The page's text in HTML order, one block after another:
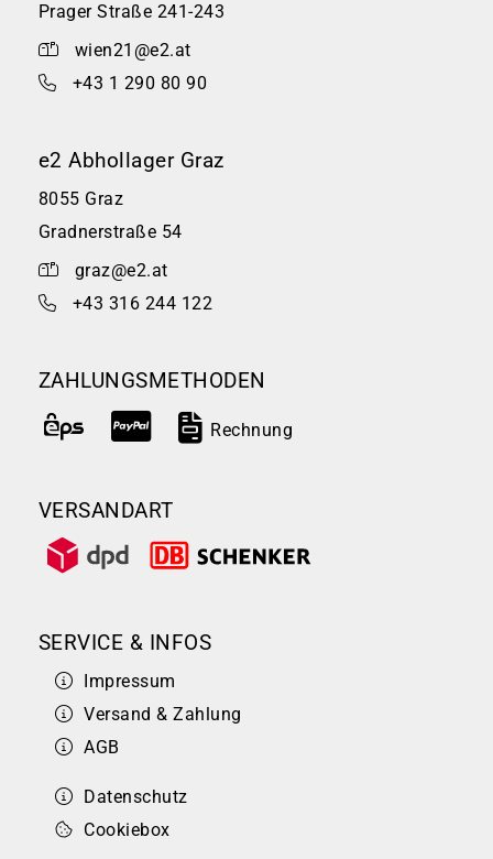
Prager Straße 241-243
wien21@e2.at
+43 1 290 80 90
e2 Abhollager Graz
8055 Graz
Gradnerstraße 54
graz@e2.at
+43 316 244 122
ZAHLUNGSMETHODEN
Rechnung
VERSANDART
SERVICE & INFOS
Impressum
Versand & Zahlung
AGB
Datenschutz
Cookiebox